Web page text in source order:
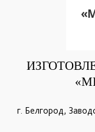
г. Белгород,